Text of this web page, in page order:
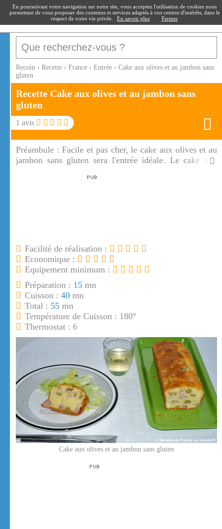
recoin.fr
Recoin › Recette › France › Entrée › Cake aux olives et au jambon sans
gluten
Recette Cake aux olives et au jambon sans
gluten
1 avis
Préambule :Facile et pas cher, le cake aux olives et au
jambon sans gluten sera l'entrée idéale. Le cake aux
traditionnel cake aux olives et au jambon, il séduira
Facilité de réalisation :
Economique :
Equipement minimum :
Préparation : 15 mn
Cuisson : 40 mn
Total : 55 mn
Température de Cuisson : 180°
Thermostat : 6
Cake aux olives et au jambon sans gluten
En poursuivant votre navigation sur notre site, vous acceptez l'utilisation de cookies nous
permettant de vous proposer des contenus et services adaptés à vos centres d'intérêts, dans le
respect de votre vie privée.
En savoir plus Fermer